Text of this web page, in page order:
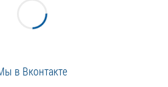
в Вконтакте